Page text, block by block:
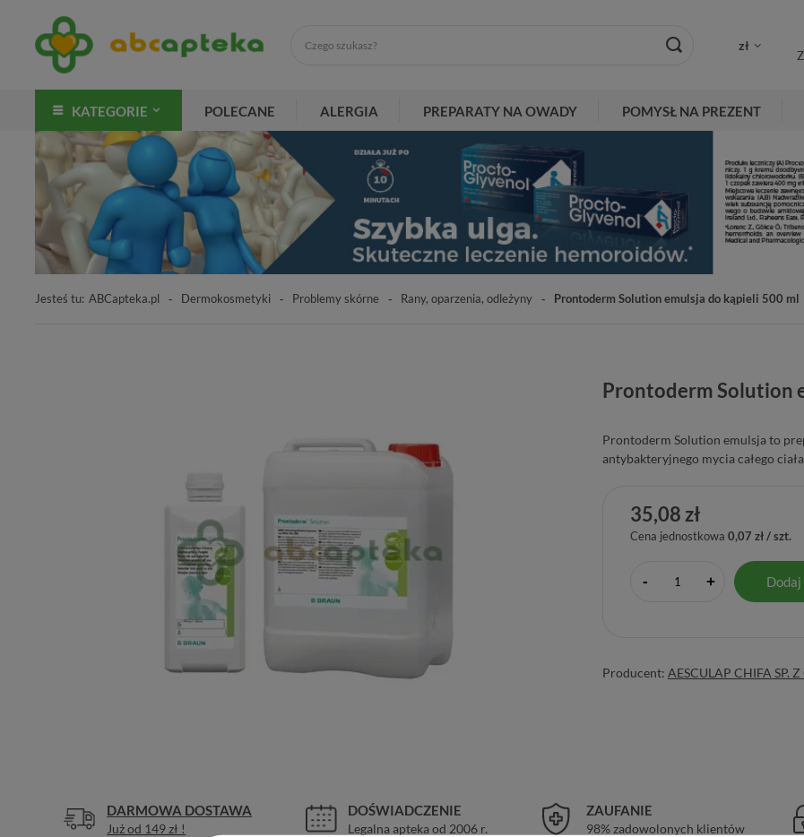
zł
KATEGORIE POLECANE ALERGIA PREPARATY NA OWADY POMYSŁ NA PREZENT
Jesteś tu: ABCapteka.pl Dermokosmetyki Problemy skórne Rany, oparzenia, odleżyny Prontoderm Solution emulsja do kąpieli 500 ml
Prontoderm Solution
Prontoderm Solution emulsja to
antybakteryjnego mycia całego
35,08 zł
Cena jednostkowa 0,07 zł / szt.
- + Dodaj
Producent: AESCULAP CHIFA SP. Z
DARMOWA DOSTAWA
Już od 149 zł !
DOŚWIADCZENIE
Legalna apteka od 2006 r.
ZAUFANIE
98% zadowolonych klientów